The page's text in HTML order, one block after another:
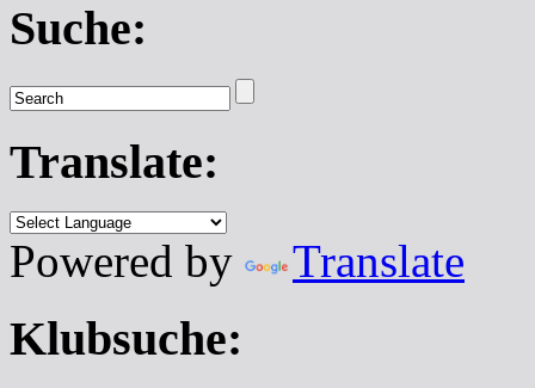
Suche:
Translate:
Powered by Translate
Klubsuche: